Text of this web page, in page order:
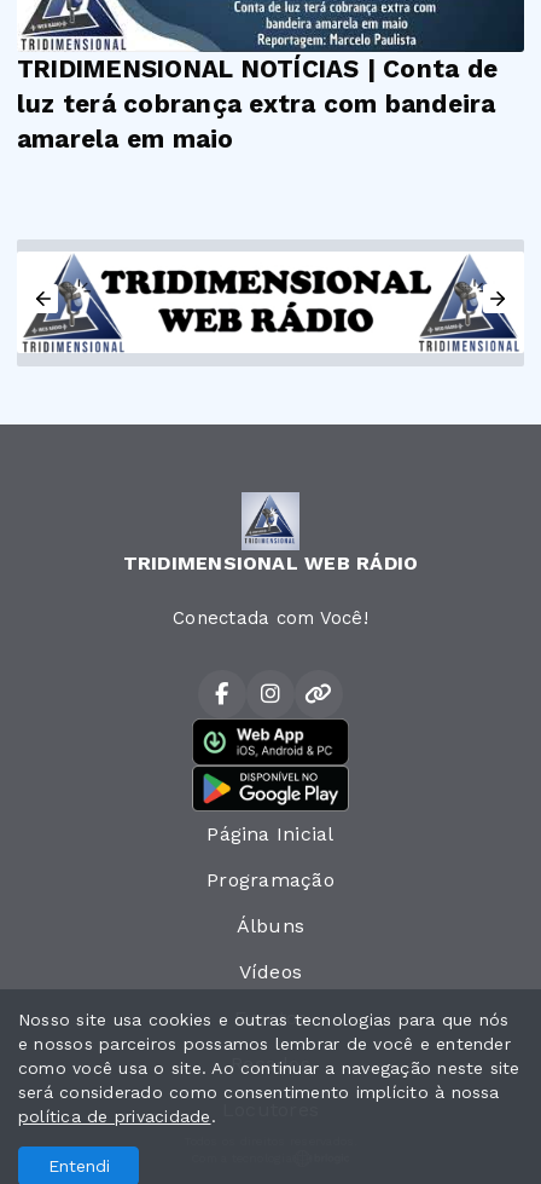
TRIDIMENSIONAL NOTÍCIAS | Conta de
luz terá cobrança extra com bandeira
amarela em maio
TRIDIMENSIONAL WEB RÁDIO
Conectada com Você!
Página Inicial
Programação
Álbuns
Vídeos
Eventos
Recados
Nosso site usa cookies e outras tecnologias para que nós
e nossos parceiros possamos lembrar de você e entender
como você usa o site. Ao continuar a navegação neste site
será considerado como consentimento implícito à nossa
política de privacidade.
Entendi